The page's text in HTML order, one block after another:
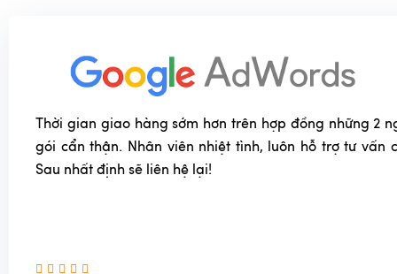
Thời gian giao hàng sớm hơn trên hợp đồng những 2
gói cẩn thận. Nhân viên nhiệt tình, luôn hỗ trợ tư vấn
Sau nhất định sẽ liên hệ lại!